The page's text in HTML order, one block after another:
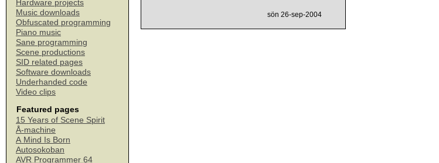
Hardware projects
Music downloads
Obfuscated programming
Piano music
Sane programming
Scene productions
SID related pages
Software downloads
Underhanded code
Video clips
Featured pages
15 Years of Scene Spirit
Å-machine
A Mind Is Born
Autosokoban
AVR Programmer 64
sön 26-sep-2004